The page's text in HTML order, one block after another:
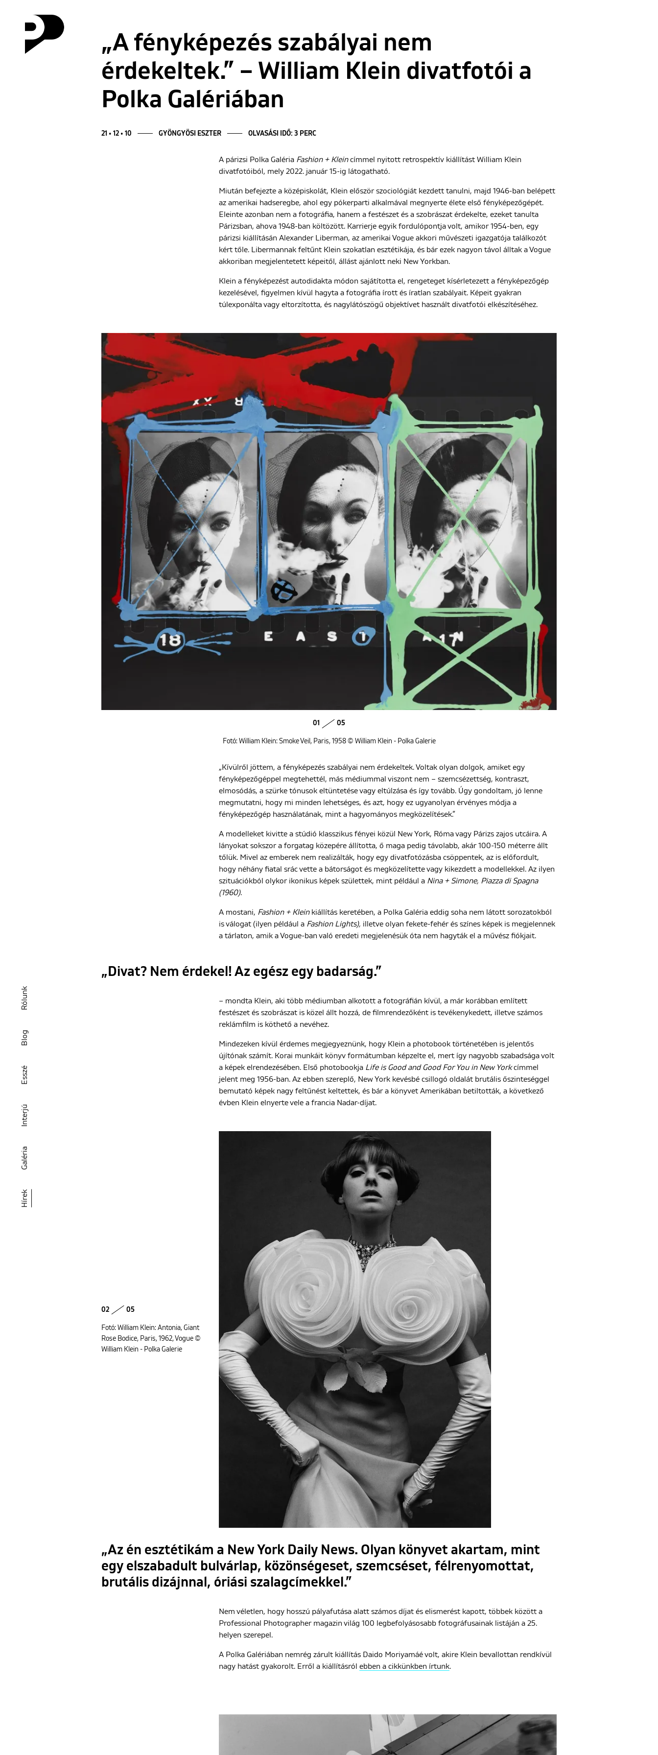
Hírek
Galéria
Interjú
Esszé
Blog
Rólunk
„A fényképezés szabályai nem
érdekeltek.” – William Klein divatfotói a
Polka Galériában
21 • 12 • 10 GYÖNGYÖSI ESZTER OLVASÁSI IDŐ: 3 PERC
A párizsi Polka Galéria Fashion + Kleincímmel nyitott retrospektív kiállítást William Klein
divatfotóiból, mely 2022. január 15-ig látogatható.
Miután befejezte a középiskolát, Klein először szociológiát kezdett tanulni, majd 1946-ban belépett
az amerikai hadseregbe, ahol egy pókerparti alkalmával megnyerte élete első fényképezőgépét.
Eleinte azonban nem a fotográfia, hanem a festészet és a szobrászat érdekelte, ezeket tanulta
Párizsban, ahova 1948-ban költözött. Karrierje egyik fordulópontja volt, amikor 1954-ben, egy
párizsi kiállításán Alexander Liberman, az amerikai Vogue akkori művészeti igazgatója találkozót
kért tőle. Libermannak feltűnt Klein szokatlan esztétikája, és bár ezek nagyon távol álltak a Vogue
akkoriban megjelentetett képeitől, állást ajánlott neki New Yorkban.
Klein a fényképezést autodidakta módon sajátította el, rengeteget kísérletezett a fényképezőgép
kezelésével, figyelmen kívül hagyta a fotográfia írott és íratlan szabályait. Képeit gyakran
túlexponálta vagy eltorzította, és nagylátószögű objektívet használt divatfotói elkészítéséhez.
01 05
Fotó: William Klein: Smoke Veil, Paris, 1958 © William Klein - Polka Galerie
„Kívülről jöttem, a fényképezés szabályai nem érdekeltek. Voltak olyan dolgok, amiket egy
fényképezőgéppel megtehettél, más médiummal viszont nem – szemcsézettség, kontraszt,
elmosódás, a szürke tónusok eltüntetése vagy eltúlzása és így tovább. Úgy gondoltam, jó lenne
megmutatni, hogy mi minden lehetséges, és azt, hogy ez ugyanolyan érvényes módja a
fényképezőgép használatának, mint a hagyományos megközelítések.”
A modelleket kivitte a stúdió klasszikus fényei közül New York, Róma vagy Párizs zajos utcáira. A
lányokat sokszor a forgatag közepére állította, ő maga pedig távolabb, akár 100-150 méterre állt
tőlük. Mivel az emberek nem realizálták, hogy egy divatfotózásba csöppentek, az is előfordult,
hogy néhány fiatal srác vette a bátorságot és megközelítette vagy kikezdett a modellekkel. Az ilyen
szituációkból olykor ikonikus képek születtek, mint például a Nina + Simone, Piazza di Spagna
(1960).
A mostani, Fashion + Klein kiállítás keretében, a Polka Galéria eddig soha nem látott sorozatokból
is válogat (ilyen például a Fashion Lights), illetve olyan fekete-fehér és színes képek is megjelennek
a tárlaton, amik a Vogue-ban való eredeti megjelenésük óta nem hagyták el a művész fiókjait.
„Divat? Nem érdekel! Az egész egy badarság.”
– mondta Klein, aki több médiumban alkotott a fotográfián kívül, a már korábban említett
festészet és szobrászat is közel állt hozzá, de filmrendezőként is tevékenykedett, illetve számos
reklámfilm is köthető a nevéhez.
Mindezeken kívül érdemes megjegyeznünk, hogy Klein a photobook történetében is jelentős
újítónak számít. Korai munkáit könyv formátumban képzelte el, mert így nagyobb szabadsága volt
a képek elrendezésében. Első photobookja Life is Good and Good For You in New Yorkcímmel
jelent meg 1956-ban. Az ebben szereplő, New York kevésbé csillogó oldalát brutális őszinteséggel
bemutató képek nagy feltűnést keltettek, és bár a könyvet Amerikában betiltották, a következő
évben Klein elnyerte vele a francia Nadar-díjat.
02 05
Fotó: William Klein: Antonia, Giant
Rose Bodice, Paris, 1962, Vogue ©
William Klein - Polka Galerie
„Az én esztétikám a New York Daily News. Olyan könyvet akartam, mint
egy elszabadult bulvárlap, közönségeset, szemcséset, félrenyomottat,
brutális dizájnnal, óriási szalagcímekkel.”
Nem véletlen, hogy hosszú pályafutása alatt számos díjat és elismerést kapott, többek között a
Professional Photographer magazin világ 100 legbefolyásosabb fotográfusainak listáján a 25.
helyen szerepel.
A Polka Galériában nemrég zárult kiállítás Daido Moriyamáé volt, akire Klein bevallottan rendkívül
nagy hatást gyakorolt. Erről a kiállításról ebben a cikkünkben írtunk.